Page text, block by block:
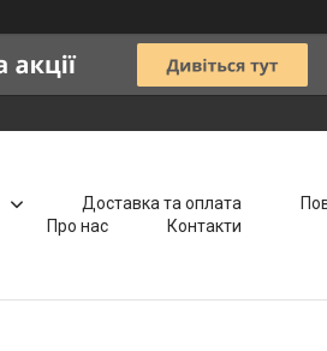
Доставка та оплата
Про нас
Контакти